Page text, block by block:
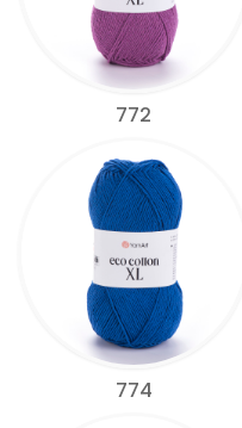
772
774